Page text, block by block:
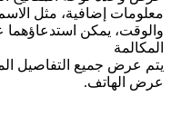
معلومات إضافية، مثل
والوقت، يمكن
المكالمة
يتم عرض جميع التفاصيل
عرض الهاتف.